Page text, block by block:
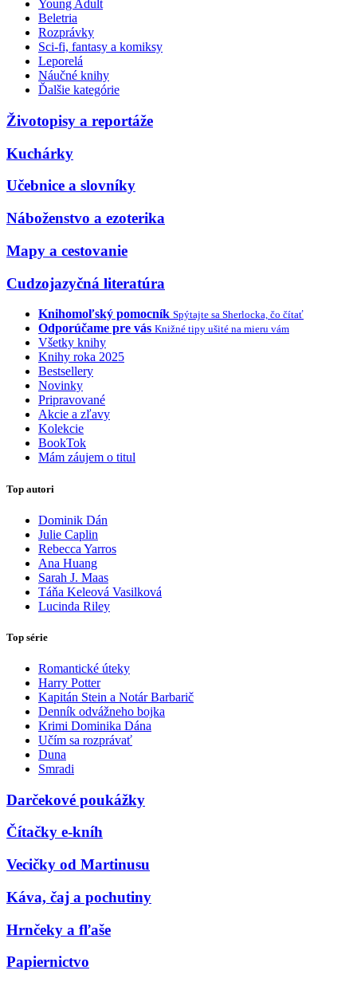
Young Adult
Beletria
Rozprávky
Sci-fi, fantasy a komiksy
Leporelá
Náučné knihy
Ďalšie kategórie
Životopisy a reportáže
Kuchárky
Učebnice a slovníky
Náboženstvo a ezoterika
Mapy a cestovanie
Cudzojazyčná literatúra
Knihomoľský pomocník Spýtajte sa Sherlocka, čo čítať
Odporúčame pre vás Knižné tipy ušité na mieru vám
Všetky knihy
Knihy roka 2025
Bestsellery
Novinky
Pripravované
Akcie a zľavy
Kolekcie
BookTok
Mám záujem o titul
Top autori
Dominik Dán
Julie Caplin
Rebecca Yarros
Ana Huang
Sarah J. Maas
Táňa Keleová Vasilková
Lucinda Riley
Top série
Romantické úteky
Harry Potter
Kapitán Stein a Notár Barbarič
Denník odvážneho bojka
Krimi Dominika Dána
Učím sa rozprávať
Duna
Smradi
Darčekové poukážky
Čítačky e-kníh
Vecičky od Martinusu
Káva, čaj a pochutiny
Hrnčeky a fľaše
Papiernictvo